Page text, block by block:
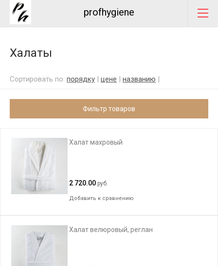
profhygiene
Халаты
Сортировать по: порядку | цене | названию |
Фильтр товаров
Халат махровый
2 720.00 руб.
Добавить к сравнению
Халат велюровый, реглан